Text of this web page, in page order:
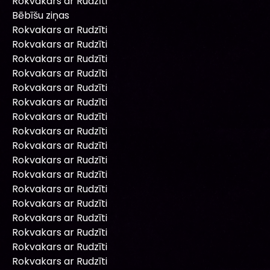
Bēbīšu ziņas
Rokvakars ar Rudzīti
Rokvakars ar Rudzīti
Rokvakars ar Rudzīti
Rokvakars ar Rudzīti
Rokvakars ar Rudzīti
Rokvakars ar Rudzīti
Rokvakars ar Rudzīti
Rokvakars ar Rudzīti
Rokvakars ar Rudzīti
Rokvakars ar Rudzīti
Rokvakars ar Rudzīti
Rokvakars ar Rudzīti
Rokvakars ar Rudzīti
Rokvakars ar Rudzīti
Rokvakars ar Rudzīti
Rokvakars ar Rudzīti
Rokvakars ar Rudzīti